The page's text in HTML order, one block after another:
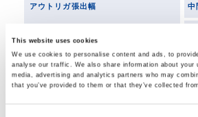
This website uses cookies
We use cookies to personalise content and ads, to
analyse our traffic. We also share information about
media, advertising and analytics partners who may
that you’ve provided to them or that they’ve collected
アウトリガ張出幅 中